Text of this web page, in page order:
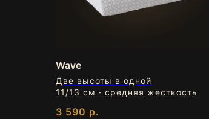
Wave
Две высоты в одной
11/13 см · средняя жесткость
3 590 р.